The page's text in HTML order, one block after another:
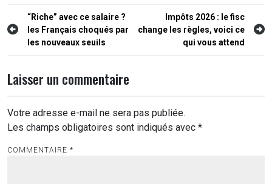
Navigation
de
“Riche” avec ce salaire ?
les Français choqués par
les nouveaux seuils
Impôts 2026 : le fisc
change les règles, voici ce
qui vous attend
Laisser un commentaire
Votre adresse e-mail ne sera pas publiée.
Les champs obligatoires sont indiqués avec *
COMMENTAIRE *